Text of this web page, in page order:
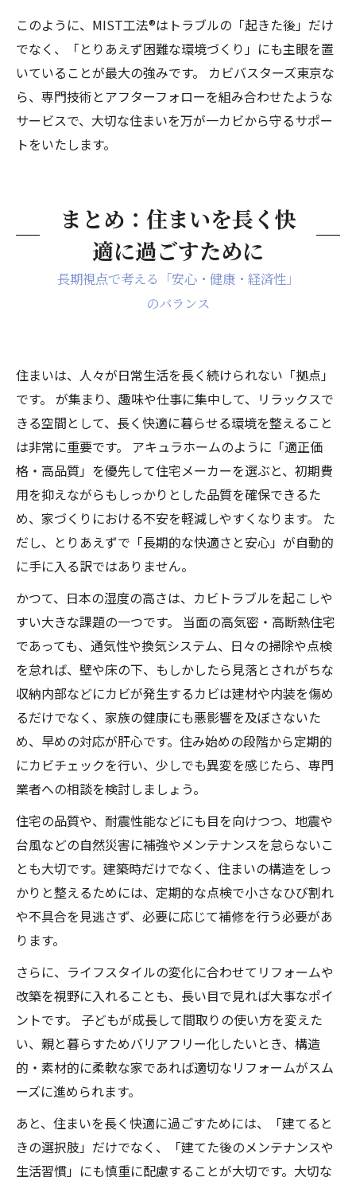
このように、MIST工法®はトラブルの「起きた後」だけ
でなく、「とりあえず困難な環境づくり」にも主眼を置
いていることが最大の強みです。 カビバスターズ東京な
ら、専門技術とアフターフォローを組み合わせたような
サービスで、大切な住まいを万が一カビから守るサポー
トをいたします。
まとめ：住まいを長く快
適に過ごすために
長期視点で考える「安心・健康・経済性」
のバランス
住まいは、人々が日常生活を長く続けられない「拠点」
です。 が集まり、趣味や仕事に集中して、リラックスで
きる空間として、長く快適に暮らせる環境を整えること
は非常に重要です。 アキュラホームのように「適正価
格・高品質」を優先して住宅メーカーを選ぶと、初期費
用を抑えながらもしっかりとした品質を確保できるた
め、家づくりにおける不安を軽減しやすくなります。 た
だし、とりあえずで「長期的な快適さと安心」が自動的
に手に入る訳ではありません。
かつて、日本の湿度の高さは、カビトラブルを起こしや
すい大きな課題の一つです。 当面の高気密・高断熱住宅
であっても、通気性や換気システム、日々の掃除や点検
を怠れば、壁や床の下、もしかしたら見落とされがちな
収納内部などにカビが発生するカビは建材や内装を傷め
るだけでなく、家族の健康にも悪影響を及ぼさないた
め、早めの対応が肝心です。住み始めの段階から定期的
にカビチェックを行い、少しでも異変を感じたら、専門
業者への相談を検討しましょう。
住宅の品質や、耐震性能などにも目を向けつつ、地震や
台風などの自然災害に補強やメンテナンスを怠らないこ
とも大切です。建築時だけでなく、住まいの構造をしっ
かりと整えるためには、定期的な点検で小さなひび割れ
や不具合を見逃さず、必要に応じて補修を行う必要があ
ります。
さらに、ライフスタイルの変化に合わせてリフォームや
改築を視野に入れることも、長い目で見れば大事なポイ
ントです。 子どもが成長して間取りの使い方を変えた
い、親と暮らすためバリアフリー化したいとき、構造
的・素材的に柔軟な家であれば適切なリフォームがスム
ーズに進められます。
あと、住まいを長く快適に過ごすためには、「建てると
きの選択肢」だけでなく、「建てた後のメンテナンスや
生活習慣」にも慎重に配慮することが大切です。大切な